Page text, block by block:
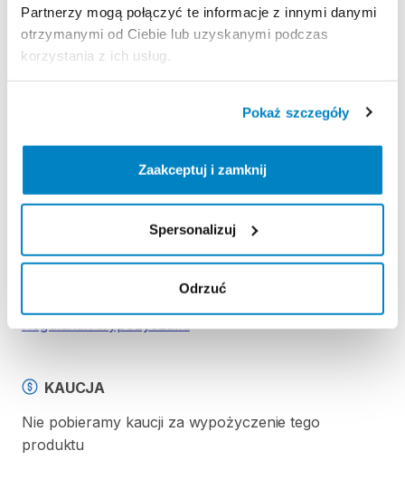
Partnerzy mogą połączyć te informacje z innymi danymi
otrzymanymi od Ciebie lub uzyskanymi podczas
korzystania z ich usług.
Pokaż szczegóły
Zaakceptuj i zamknij
Spersonalizuj
Odrzuć
- pagaj
- pompkę
- leash
- stateczniki (3 szt.)
Strona produktu w sklepie
Zasady wypożyczenia
Regulamin wypożyczalni
KAUCJA
Nie pobieramy kaucji za wypożyczenie tego
produktu